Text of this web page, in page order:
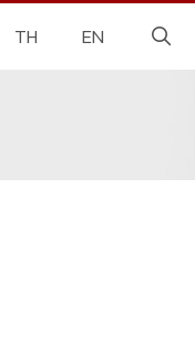
TH EN